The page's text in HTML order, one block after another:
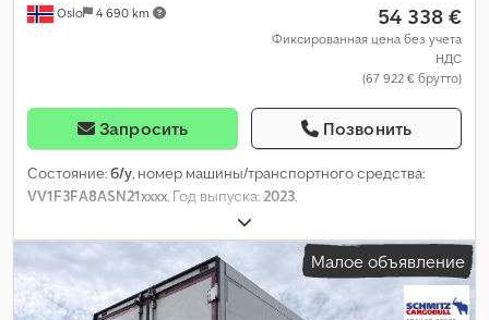
Oslo 4 690 km 54 338 €
Фиксированная цена без учета
НДС
(67 922 € брутто)
Запросить Позвонить
Состояние:б/у, номер машины/транспортного средства:
VV1F3FA8ASN21xxxx , Год выпуска: 2023
Малое объявление